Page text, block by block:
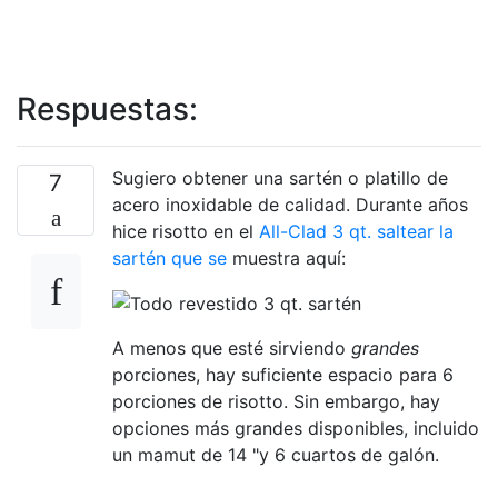
Respuestas:
7
Sugiero obtener una sartén o platillo de
acero inoxidable de calidad. Durante años
hice risotto en el All-Clad 3 qt. saltear la
sartén que se muestra aquí:
A menos que esté sirviendo grandes
porciones, hay suficiente espacio para 6
porciones de risotto. Sin embargo, hay
opciones más grandes disponibles, incluido
un mamut de 14 "y 6 cuartos de galón.